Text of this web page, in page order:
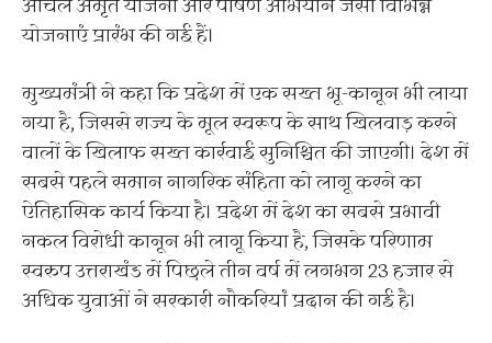
आंचल अमृत योजना और पोषण अभियान जैसी विभिन्न
योजनाएं प्रारंभ की गई हैं।
मुख्यमंत्री ने कहा कि प्रदेश में एक सख्त भू-कानून भी लाया
गया है, जिससे राज्य के मूल स्वरूप के साथ खिलवाड़ करने
वालों के खिलाफ सख्त कार्रवाई सुनिश्चित की जाएगी। देश में
सबसे पहले समान नागरिक संहिता को लागू करने का
ऐतिहासिक कार्य किया है। प्रदेश में देश का सबसे प्रभावी
नकल विरोधी कानून भी लागू किया है, जिसके परिणाम
स्वरुप उत्तराखंड में पिछले तीन वर्ष में लगभग 23 हजार से
अधिक युवाओं ने सरकारी नौकरियां प्रदान की गई है।